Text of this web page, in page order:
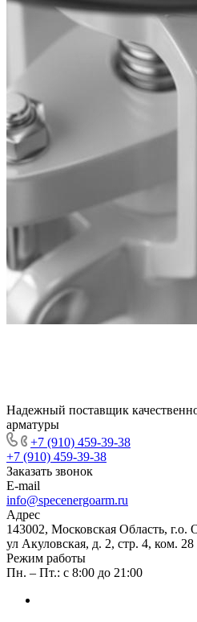
Надежный поставщик
арматуры
+7 (910) 459-39-38
+7 (910) 459-39-38
Заказать звонок
E-mail
info@specenergoarm.ru
Адрес
143002, Московская Область,
ул Акуловская, д. 2, стр. 4, ком. 28
Режим работы
Пн. – Пт.: с 8:00 до 21:00